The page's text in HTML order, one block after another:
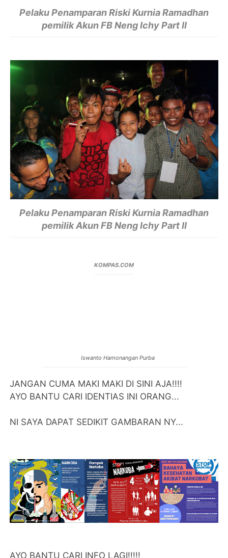
Pelaku Penamparan Riski Kurnia Ramadhan
pemilik Akun FBNeng Ichy Part II
Pelaku Penamparan Riski Kurnia Ramadhan
pemilik Akun FBNeng Ichy Part II
KOMPAS.COM
Iswanto Hamonangan Purba
JANGAN CUMA MAKI MAKI DI SINI AJA!!!!
AYO BANTU CARI IDENTIAS INI ORANG...
NI SAYA DAPAT SEDIKIT GAMBARAN NY...
AYO BANTU CARI INFO LAGI!!!!!